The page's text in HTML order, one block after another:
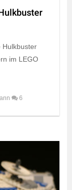
Hulkbuster
im LEGO
6